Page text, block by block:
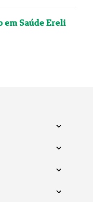
em Saúde Ereli